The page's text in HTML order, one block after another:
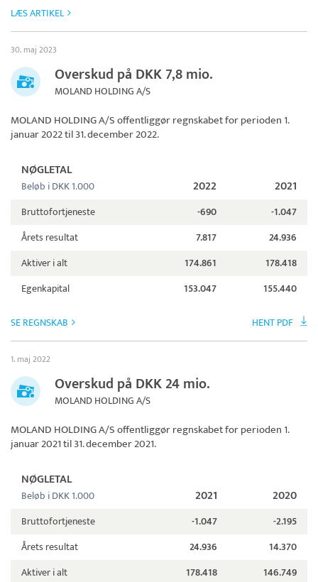
LÆS ARTIKEL
30. maj 2023
Overskud på DKK 7,8 mio.
MOLAND HOLDING A/S
MOLAND HOLDING A/Soffentliggør regnskabet for perioden 1.
januar 2022 til 31. december 2022.
NØGLETAL
Beløb i DKK 1.000 2022 2021
Bruttofortjeneste -690
-1.047
Årets resultat
7.817
24.936
Aktiver i alt
174.861
178.418
Egenkapital
153.047 155.440
SE REGNSKAB HENT PDF
1. maj 2022
Overskud på DKK 24 mio.
MOLAND HOLDING A/S
MOLAND HOLDING A/Soffentliggør regnskabet for perioden 1.
januar 2021 til 31. december 2021.
NØGLETAL
Beløb i DKK 1.000 2021 2020
Bruttofortjeneste -1.047
-2.195
Årets resultat
24.936
14.370
Aktiver i alt
178.418
146.749